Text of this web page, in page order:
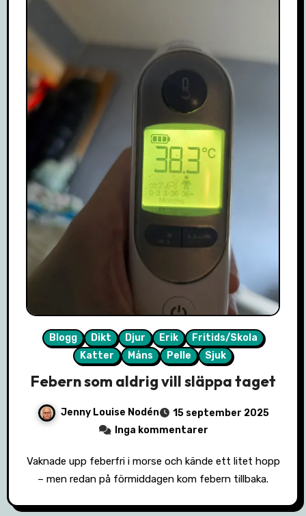
Blogg Dikt Djur Erik
Fritids/Skola
Katter
Måns Pelle Sjuk
Febern som aldrig vill släppa taget
Jenny Louise Nodén
15 september 2025
Inga kommentarer
Vaknade upp feberfri i morse och kände ett litet hopp
– men redan på förmiddagen kom febern tillbaka.